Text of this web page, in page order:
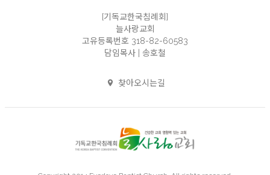
[기독교한국침례회]
늘사랑교회
고유등록번호 318-82-60583
담임목사 | 송호철
찾아오시는길